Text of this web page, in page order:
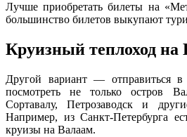
Лучше приобретать билеты на
большинство билетов выкупают
Круизный теплоход на
Другой вариант — отправиться
посмотреть не только остров
Сортавалу, Петрозаводск и
Например, из Санкт-Петербурга
круизы на Валаам.